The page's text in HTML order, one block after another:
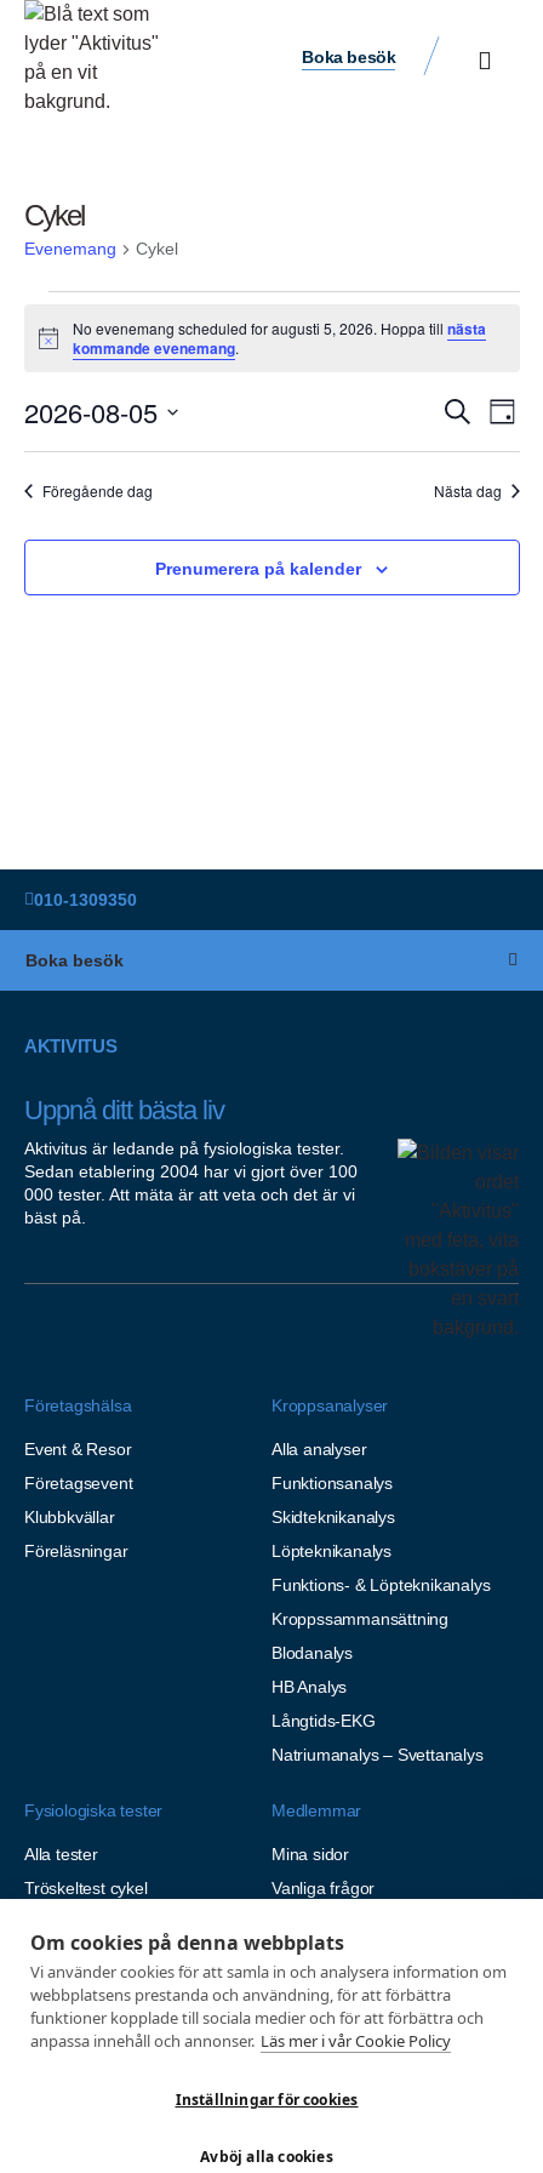
Om cookies på denna webbplats
Vi använder cookies för att samla in och analysera information om
webbplatsens prestanda och användning, för att förbättra
funktioner kopplade till sociala medier och för att förbättra och
anpassa innehåll och annonser. Läs mer i vår Cookie Policy
Inställningar för cookies
Avböj alla cookies
Boka besök
Cykel
Evenemang Cykel
Notis
No evenemang scheduled for augusti 5, 2026. Hoppa till nästa
kommande evenemang.
Search
and
Sök
Dag
2026-08-05
Föregående dag Nästa dag
Prenumerera på kalender
010-1309350
Boka besök
AKTIVITUS
Uppnå ditt bästa liv
Aktivitus är ledande på fysiologiska tester.
Sedan etablering 2004 har vi gjort över 100
000 tester. Att mäta är att veta och det är vi
bäst på.
Företagshälsa
Event & Resor
Företagsevent
Klubbkvällar
Föreläsningar
Kroppsanalyser
Alla analyser
Funktionsanalys
Skidteknikanalys
Löpteknikanalys
Funktions- & Löpteknikanalys
Kroppssammansättning
Blodanalys
HB Analys
Långtids-EKG
Natriumanalys – Svettanalys
Fysiologiska tester
Alla tester
Tröskeltest cykel
Tröskeltest skidor
Tröskeltest triathlon (cykel +
löpning)
Tröskeltest + VO2max
Medlemmar
Mina sidor
Vanliga frågor
© 2026
Integritetspolicy